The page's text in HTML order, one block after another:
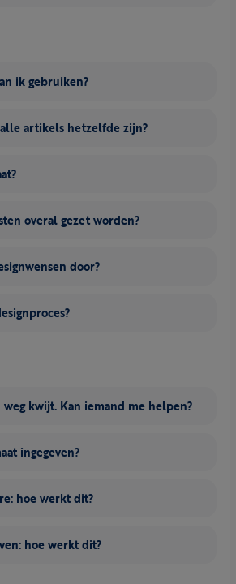
ik gebruiken?
artikels hetzelfde zijn?
overal gezet worden?
door?
kwijt. Kan iemand me helpen?
ingegeven?
hoe werkt dit?
hoe werkt dit?